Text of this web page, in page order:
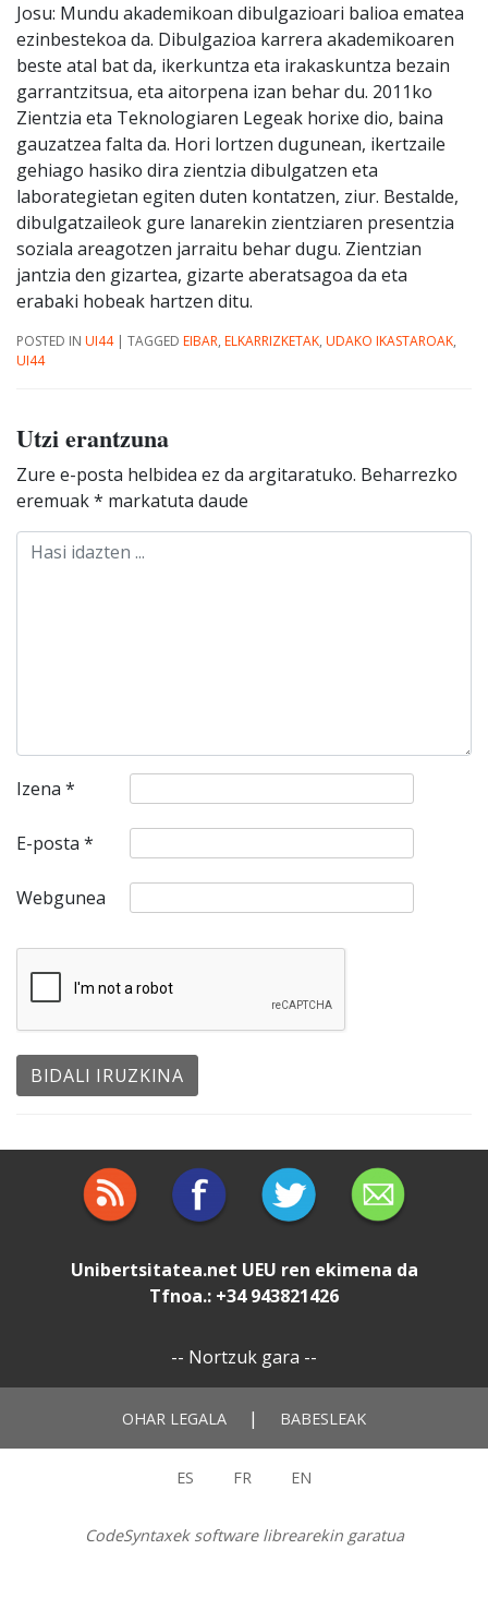
Josu: Mundu akademikoan dibulgazioari balioa ematea
ezinbestekoa da. Dibulgazioa karrera akademikoaren
beste atal bat da, ikerkuntza eta irakaskuntza bezain
garrantzitsua, eta aitorpena izan behar du. 2011ko
Zientzia eta Teknologiaren Legeak horixe dio, baina
gauzatzea falta da. Hori lortzen dugunean, ikertzaile
gehiago hasiko dira zientzia dibulgatzen eta
laborategietan egiten duten kontatzen, ziur. Bestalde,
dibulgatzaileok gure lanarekin zientziaren presentzia
soziala areagotzen jarraitu behar dugu. Zientzian
jantzia den gizartea, gizarte aberatsagoa da eta
erabaki hobeak hartzen ditu.
POSTED IN UI44| TAGGED EIBAR, ELKARRIZKETAK, UDAKO IKASTAROAK,
UI44
Utzi erantzuna
Zure e-posta helbidea ez da argitaratuko. Beharrezko
eremuak* markatuta daude
Izena *
E-posta *
Webgunea
Unibertsitatea.net UEU ren ekimena da
Tfnoa.: +34 943821426
-- Nortzuk gara --
OHAR LEGALA | BABESLEAK
ES FR EN
CodeSyntaxek software librearekin garatua